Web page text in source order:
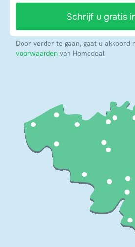
Schrijf u gratis
Door verder te gaan, gaat u akkoord
voorwaarden van Homedeal